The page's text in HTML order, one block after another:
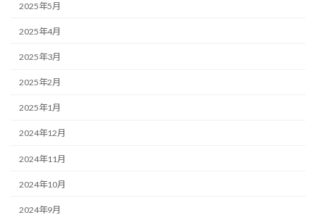
2025年5月
2025年4月
2025年3月
2025年2月
2025年1月
2024年12月
2024年11月
2024年10月
2024年9月